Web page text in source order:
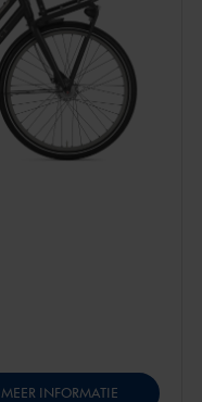
MEER INFORMATIE